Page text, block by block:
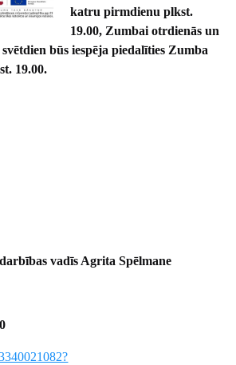
katru pirmdienu plkst.
19.00, Zumbai otrdienās un
būs iespēja piedalīties Zumba
19.00.
vadīs Agrita Spēlmane